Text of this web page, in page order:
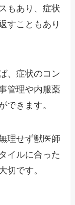
もあり、症状
すこともあり
、症状のコン
管理や内服薬
できます。
理せず獣医師
イルに合った
切です。